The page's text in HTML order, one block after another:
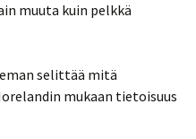
muuta kuin pelkkä
selittää mitä
mukaan tietoisuus